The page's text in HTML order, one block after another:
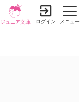
メニュー
ジュニア文庫 ログイン